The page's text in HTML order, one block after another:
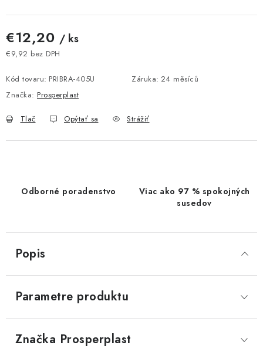
€12,20 / ks
€9,92 bez DPH
Kód tovaru: PRIBRA-405U Záruka: 24 měsíců
Značka: Prosperplast
Tlač Opýtať sa Strážiť
Odborné poradenstvo
Viac ako 97 % spokojných
susedov
Popis
Parametre produktu
Značka Prosperplast